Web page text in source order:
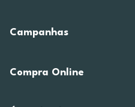
Campanhas
Compra Online